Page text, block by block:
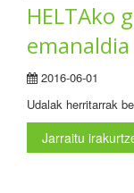
HELTAko
2016-06-01
Udalak herritarrak
Jarraitu